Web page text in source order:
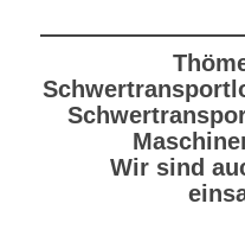
Wir sind